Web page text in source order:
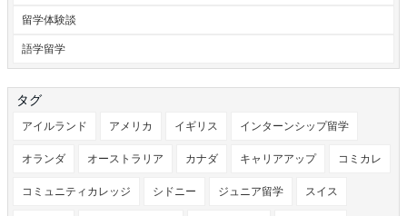
留学体験談
語学留学
タグ
アイルランド アメリカ イギリス インターンシップ留学
オランダ オーストラリア カナダ キャリアアップ コミカレ
コミュニティカレッジ シドニー ジュニア留学 スイス